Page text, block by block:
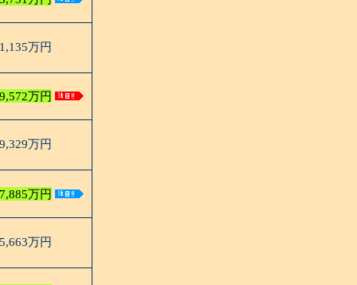
万円
万円
万円
万円
万円